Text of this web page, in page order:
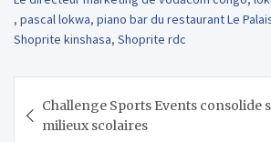
, pascal lokwa, piano bar du restaurant Le
Shoprite kinshasa, Shoprite rdc
de Challenge Sports Events consolide
milieux scolaires